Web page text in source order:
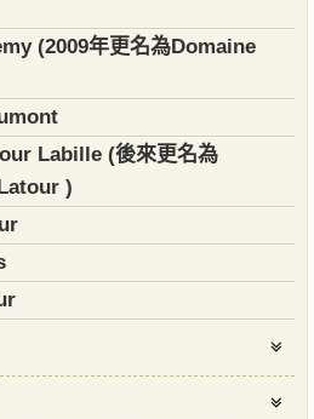
(2009年更名為Domaine
Labille (後來更名為
)